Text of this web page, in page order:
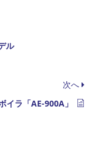
ル
次へ
イラ「AE-900A」